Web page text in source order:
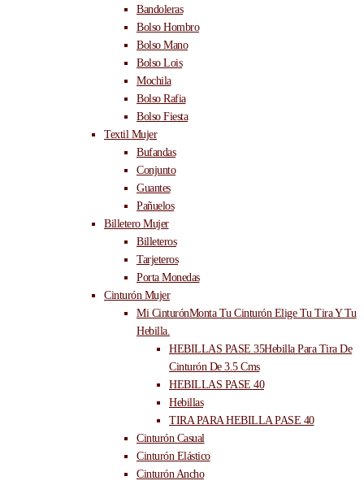
Bandoleras
Bolso Hombro
Bolso Mano
Bolso Lois
Mochila
Bolso Rafia
Bolso Fiesta
Textil Mujer
Bufandas
Conjunto
Guantes
Pañuelos
Billetero Mujer
Billeteros
Tarjeteros
Porta Monedas
Cinturón Mujer
Mi CinturónMonta Tu Cinturón Elige Tu Tira Y Tu
Hebilla.
HEBILLAS PASE 35Hebilla Para Tira De
Cinturón De 3.5 Cms
HEBILLAS PASE 40
Hebillas
TIRA PARA HEBILLA PASE 40
Cinturón Casual
Cinturón Elástico
Cinturón Ancho